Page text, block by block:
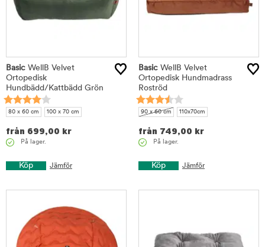
Basic WellB Velvet
Ortopedisk
Hundbädd/Kattbädd Grön
80 x 60 cm 100 x 70 cm
från 699,00 kr
På lager.
Köp Jämför
Basic WellB Velvet
Ortopedisk Hundmadrass
Roströd
90 x 60 cm 110x70cm
från 749,00 kr
På lager.
Köp Jämför